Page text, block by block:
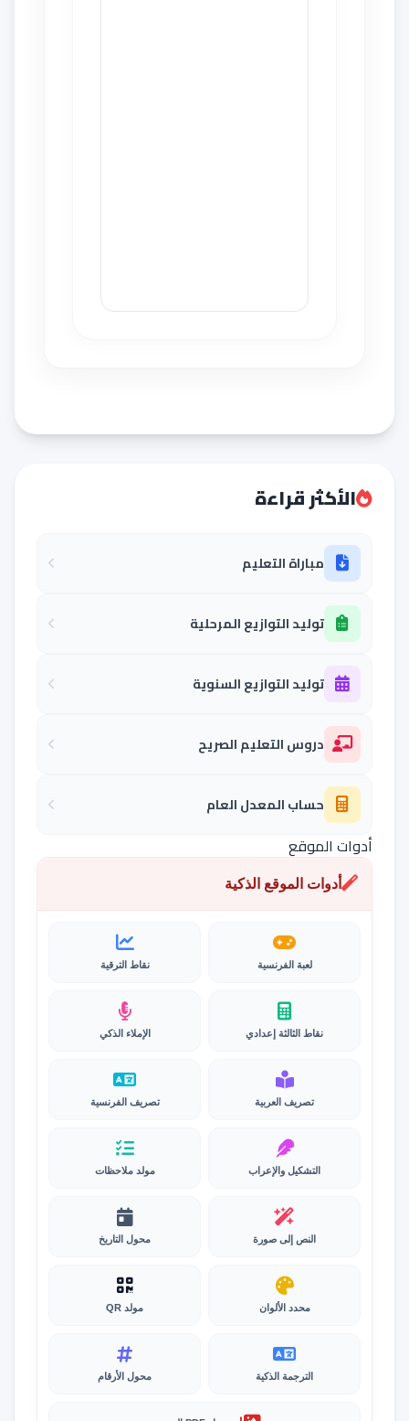
الأكثر قراءة
مباراة التعليم
توليد التوازيع المرحلية
توليد التوازيع السنوية
دروس التعليم الصريح
حساب المعدل العام
أدوات الموقع
أدوات الموقع الذكية
لعبة الفرنسية نقاط الترقية
نقاط الثالثة إعدادي الإملاء الذكي
تصريف العربية تصريف الفرنسية
التشكيل والإعراب مولد ملاحظات
النص إلى صورة محول التاريخ
محدد الألوان مولد QR
الترجمة الذكية محول الأرقام